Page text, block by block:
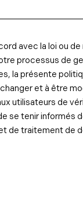
avec la loi ou
processus de
la présente
et à être
utilisateurs de
se tenir informés
de traitement de